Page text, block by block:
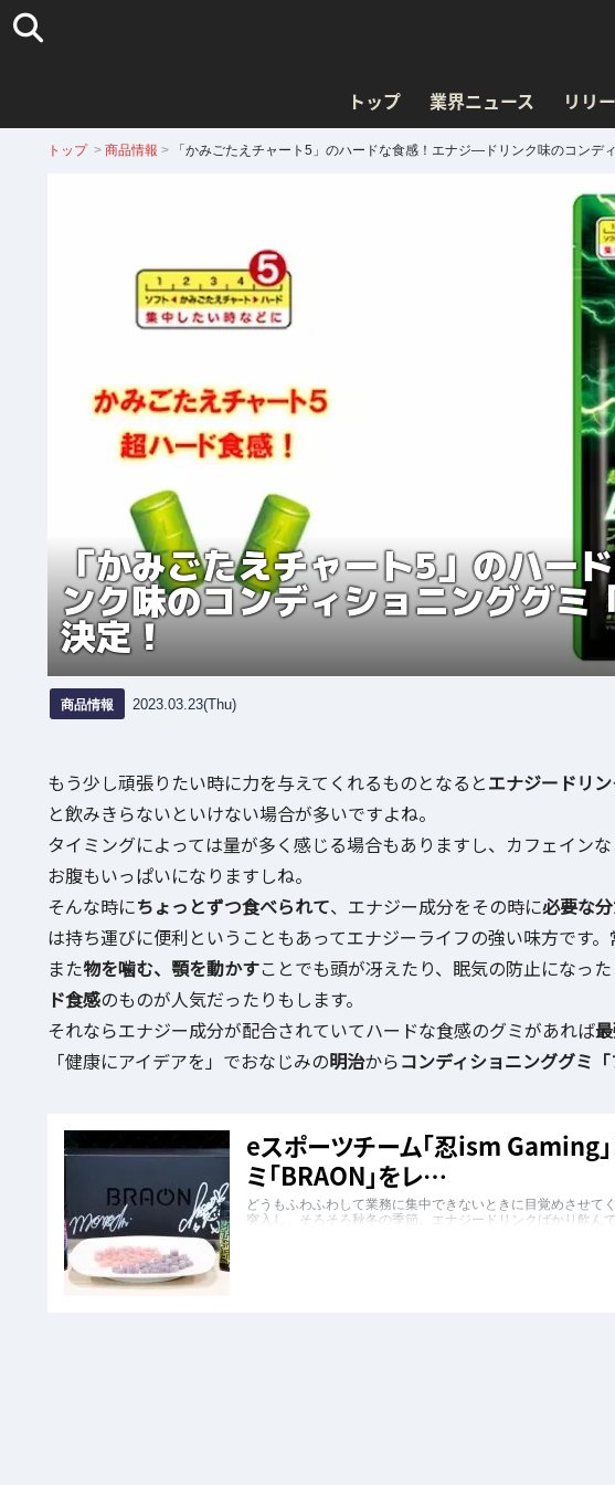
トップ 業界ニュース リリ
トップ > 商品情報 > 「かみごたえチャート5」のハードな食感！エナジ―ドリンク味のコンデ
「かみごたえチャート5」のハー
ンク味のコンディショニンググミ
決定！
商品情報 2023.03.23(Thu)
もう少し頑張りたい時に力を与えてくれるものとなるとエナジードリ
と飲みきらないといけない場合が多いですよね。
タイミングによっては量が多く感じる場合もありますし、カフェイン
お腹もいっぱいになりますしね。
そんな時にちょっとずつ食べられて、エナジー成分をその時に必要な
は持ち運びに便利ということもあってエナジーライフの強い味方です
また物を噛む、顎を動かすことでも頭が冴えたり、眠気の防止になっ
ド食感のものが人気だったりもします。
それならエナジー成分が配合されていてハードな食感のグミがあれば
「健康にアイデアを」でおなじみの明治からコンディショニンググミ「